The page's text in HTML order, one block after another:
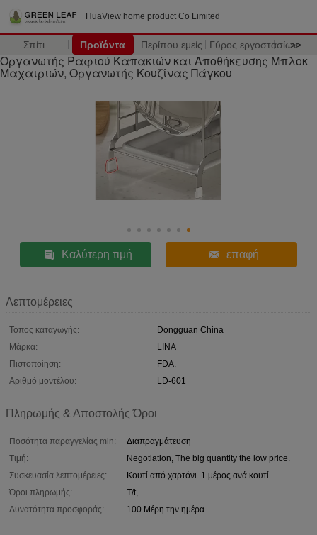
HuaView home product Co Limited
Σπίτι Προϊόντα Περίπου εμείς Γύρος εργοστασίων
>>
Οργανωτής Ραφιού Καπακιών και Αποθήκευσης Μπλοκ
Μαχαιριών, Οργανωτής Κουζίνας Πάγκου
Καλύτερη τιμή επαφή
Λεπτομέρειες
Τόπος καταγωγής:
Dongguan China
Μάρκα:
LINA
Πιστοποίηση:
FDA.
Αριθμό μοντέλου:
LD-601
Πληρωμής & Αποστολής Όροι
Ποσότητα παραγγελίας min:
Διαπραγμάτευση
Τιμή:
Negotiation, The big quantity the low price.
Συσκευασία λεπτομέρειες:
Κουτί από χαρτόνι. 1 μέρος ανά κουτί
Όροι πληρωμής:
T/t,
Δυνατότητα προσφοράς:
100 Μέρη την ημέρα.